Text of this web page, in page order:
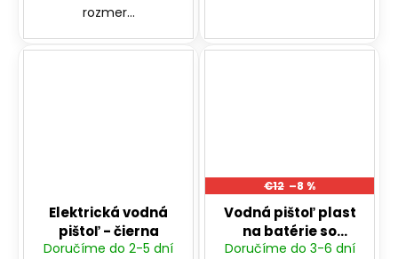
rozmer...
Elektrická vodná
pištoľ - čierna
Doručíme do 2-5 dní
€12 –8 %
Vodná pištoľ plast
na batérie so
zvukom 40cm
Doručíme do 3-6 dní